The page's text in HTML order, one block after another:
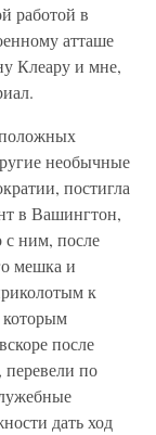
работой в
атташе
Клеару и мне,
необычные
постигла
в Вашингтон,
с ним, после
мешка и
к
которым
после
по
дать ход